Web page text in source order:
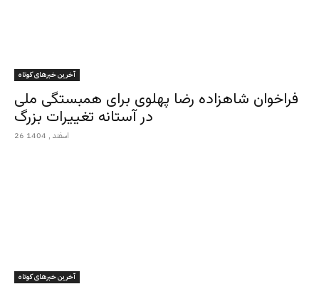
آخرین خبرهای کوتاه
فراخوان شاهزاده رضا پهلوی برای همبستگی ملی
در آستانه تغییرات بزرگ
26 اسفند , 1404
آخرین خبرهای کوتاه